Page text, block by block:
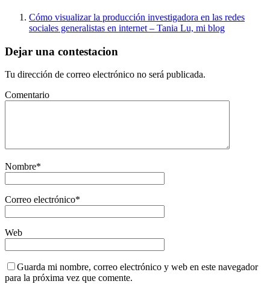
Cómo visualizar la producción investigadora en las redes
sociales generalistas en internet – Tania Lu, mi blog
Dejar una contestacion
Tu dirección de correo electrónico no será publicada.
Comentario
Nombre*
Correo electrónico*
Web
Guarda mi nombre, correo electrónico y web en este navegador
para la próxima vez que comente.